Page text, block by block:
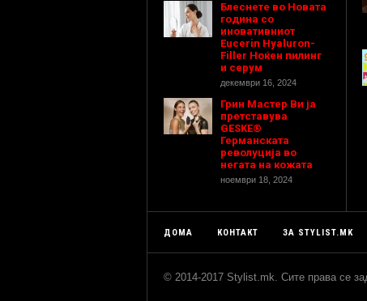
Блеснете во Новата
година со
иновативниот
Eucerin Hyaluron-
Filler Ноќен пилинг
и серум
декември 16, 2024
Грин Мастер Ви ја
претставува
GESKE®
Германската
револуција во
негата на кожата
ноември 18, 2024
ДОМА КОНТАКТ ЗА STYLIST.MK
© 2014-2017 Stylist.mk. Сите права се